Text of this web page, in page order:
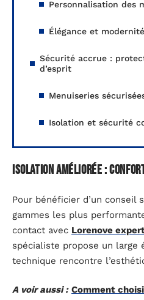
Personnalisation des
Élégance et modernité
Sécurité accrue :
d’esprit
Menuiseries
Isolation et sécurité
Isolation améliorée :
Pour bénéficier d’un conseil
gammes les plus
contact avec Lorenove
spécialiste propose un large
technique rencontre
A voir aussi : Comment